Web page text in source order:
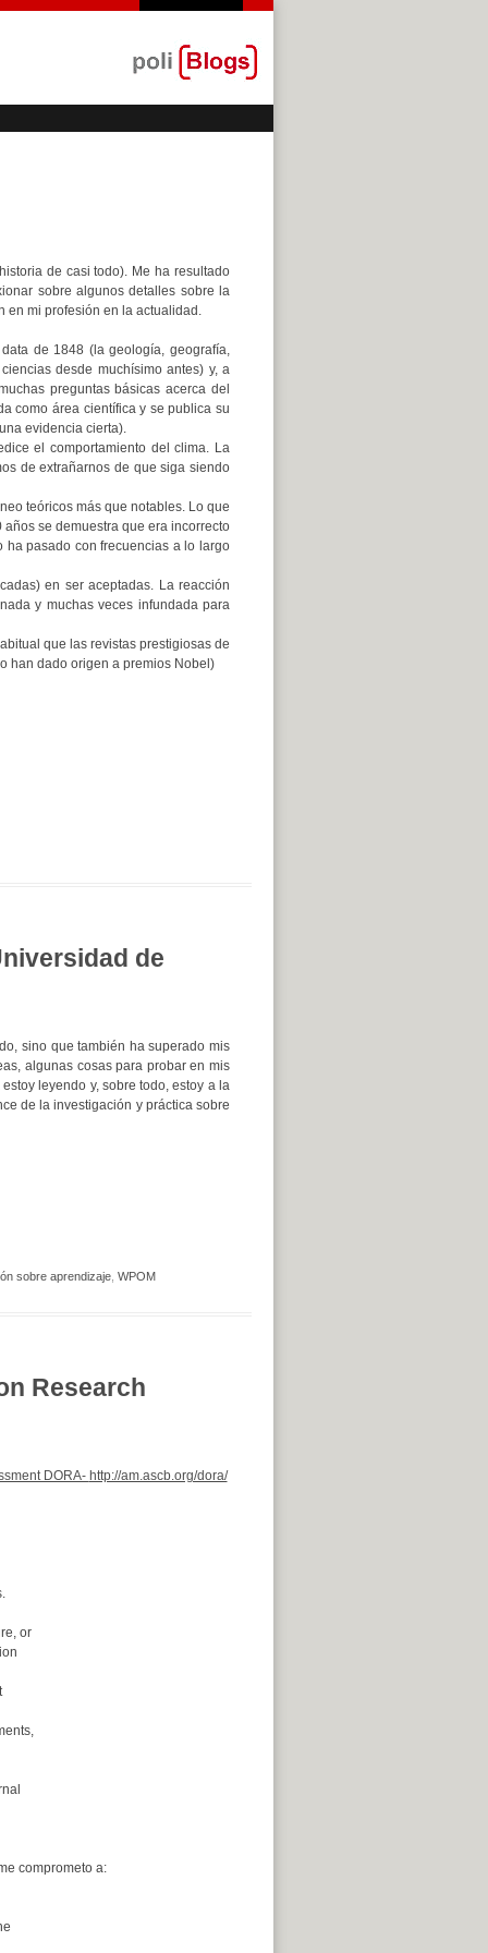
de casi todo). Me ha resultado
sobre algunos detalles sobre la
en mi profesión en la actualidad.
de 1848 (la geología, geografía,
desde muchísimo antes) y, a
preguntas básicas acerca del
como área científica y se publica su
evidencia cierta).
el comportamiento del clima. La
de extrañarnos de que siga siendo
teóricos más que notables. Lo que
se demuestra que era incorrecto
ha pasado con frecuencias a lo largo
en ser aceptadas. La reacción
y muchas veces infundada para
que las revistas prestigiosas de
han dado origen a premios Nobel)
de
sino que también ha superado mis
algunas cosas para probar en mis
leyendo y, sobre todo, estoy a la
de la investigación y práctica sobre
sobre aprendizaje, WPOM
Research
DORA- http://am.ascb.org/dora/
or
comprometo a: